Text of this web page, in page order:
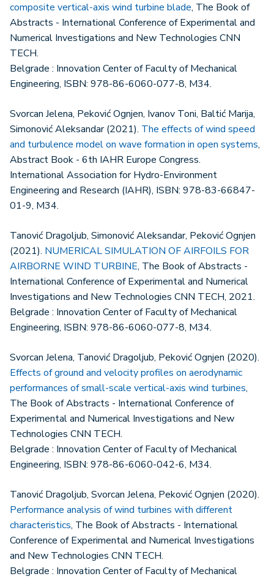
composite vertical-axis wind turbine blade, The Book of
Abstracts - International Conference of Experimental and
Numerical Investigations and New Technologies CNN
TECH.
Belgrade : Innovation Center of Faculty of Mechanical
Engineering, ISBN: 978-86-6060-077-8, M34.
Svorcan Jelena, Peković Ognjen, Ivanov Toni, Baltić Marija,
Simonović Aleksandar (2021). The effects of wind speed
and turbulence model on wave formation in open systems,
Abstract Book - 6th IAHR Europe Congress.
International Association for Hydro-Environment
Engineering and Research (IAHR), ISBN: 978-83-66847-
01-9, M34.
Tanović Dragoljub, Simonović Aleksandar, Peković Ognjen
(2021). NUMERICAL SIMULATION OF AIRFOILS FOR
AIRBORNE WIND TURBINE, The Book of Abstracts -
International Conference of Experimental and Numerical
Investigations and New Technologies CNN TECH, 2021.
Belgrade : Innovation Center of Faculty of Mechanical
Engineering, ISBN: 978-86-6060-077-8, M34.
Svorcan Jelena, Tanović Dragoljub, Peković Ognjen (2020).
Effects of ground and velocity profiles on aerodynamic
performances of small-scale vertical-axis wind turbines,
The Book of Abstracts - International Conference of
Experimental and Numerical Investigations and New
Technologies CNN TECH.
Belgrade : Innovation Center of Faculty of Mechanical
Engineering, ISBN: 978-86-6060-042-6, M34.
Tanović Dragoljub, Svorcan Jelena, Peković Ognjen (2020).
Performance analysis of wind turbines with different
characteristics, The Book of Abstracts - International
Conference of Experimental and Numerical Investigations
and New Technologies CNN TECH.
Belgrade : Innovation Center of Faculty of Mechanical